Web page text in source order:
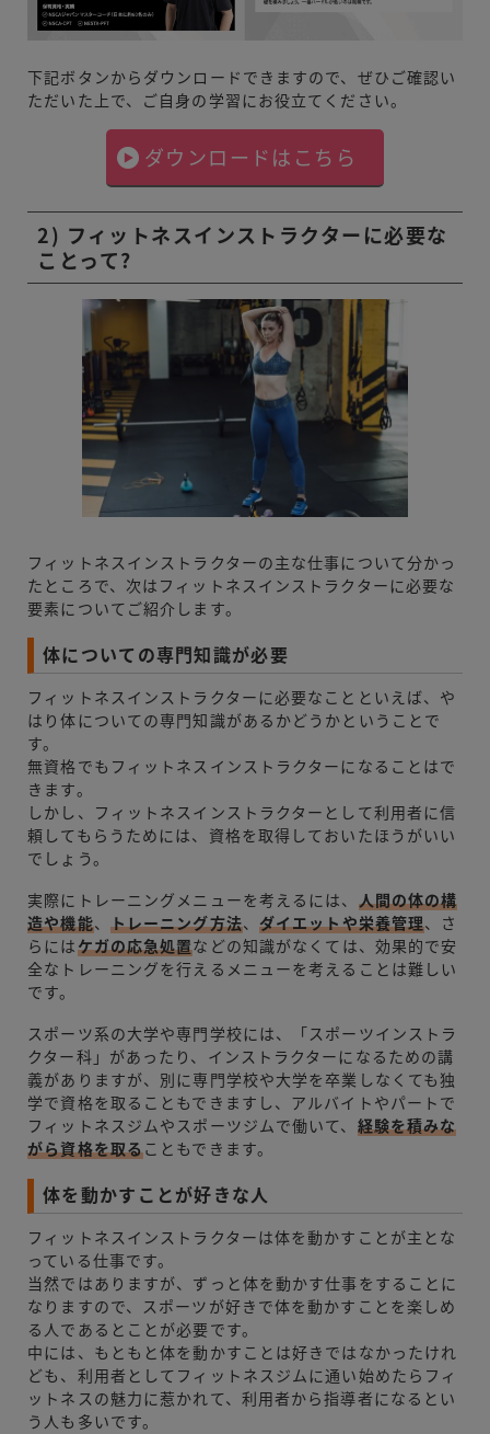
下記ボタンからダウンロードできますので、ぜひご確認い
ただいた上で、ご自身の学習にお役立てください。
ダウンロードはこちら
2) フィットネスインストラクターに必要な
ことって?
フィットネスインストラクターの主な仕事について分かっ
たところで、次はフィットネスインストラクターに必要な
要素についてご紹介します。
体についての専門知識が必要
フィットネスインストラクターに必要なことといえば、や
はり体についての専門知識があるかどうかということで
す。
無資格でもフィットネスインストラクターになることはで
きます。
しかし、フィットネスインストラクターとして利用者に信
頼してもらうためには、資格を取得しておいたほうがいい
でしょう。
実際にトレーニングメニューを考えるには、 人間の体の構
造や機能、 トレーニング方法、 ダイエットや栄養管理、さ
らにはケガの応急処置などの知識がなくては、効果的で安
全なトレーニングを行えるメニューを考えることは難しい
です。
スポーツ系の大学や専門学校には、「スポーツインストラ
クター科」があったり、インストラクターになるための講
義がありますが、別に専門学校や大学を卒業しなくても独
学で資格を取ることもできますし、アルバイトやパートで
フィットネスジムやスポーツジムで働いて、 経験を積みな
がら資格を取ることもできます。
体を動かすことが好きな人
フィットネスインストラクターは体を動かすことが主とな
っている仕事です。
当然ではありますが、ずっと体を動かす仕事をすることに
なりますので、スポーツが好きで体を動かすことを楽しめ
る人であるとことが必要です。
中には、もともと体を動かすことは好きではなかったけれ
ども、利用者としてフィットネスジムに通い始めたらフィ
ットネスの魅力に惹かれて、利用者から指導者になるとい
う人も多いです。